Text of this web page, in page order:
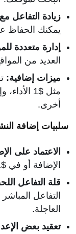
زيادة التفاعل
يمكنك الحفاظ
إدارة متعددة
العديد من
ميزات إضافية:
مثل $1
أخرى.
سلبيات إضافة
الاعتماد على
الإضافة أو في $1 موقعك، قد يتأثر نشر المحتوى.
قلة التفاعل
التفاعل
العاجلة.
تعقيد بعض